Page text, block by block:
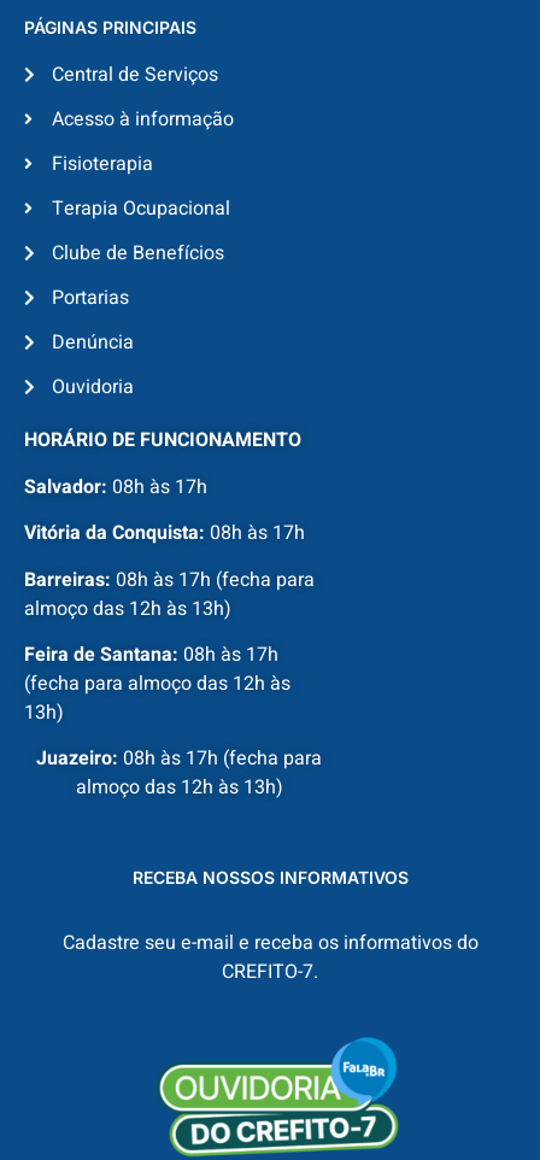
PÁGINAS PRINCIPAIS
Central de Serviços
Acesso à informação
Fisioterapia
Terapia Ocupacional
Clube de Benefícios
Portarias
Denúncia
Ouvidoria
HORÁRIO DE FUNCIONAMENTO
Salvador: 08h às 17h
Vitória da Conquista: 08h às 17h
Barreiras: 08h às 17h (fecha para
almoço das 12h às 13h)
Feira de Santana: 08h às 17h
(fecha para almoço das 12h às
13h)
Juazeiro: 08h às 17h (fecha para
almoço das 12h às 13h)
RECEBA NOSSOS INFORMATIVOS
Cadastre seu e-mail e receba os informativos do
CREFITO-7.